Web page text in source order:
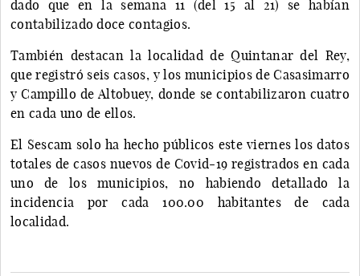
dado que en la semana 11 (del 15 al 21) se habían
contabilizado doce contagios.
También destacan la localidad de Quintanar del Rey,
que registró seis casos, y los municipios de Casasimarro
y Campillo de Altobuey, donde se contabilizaron cuatro
en cada uno de ellos.
El Sescam solo ha hecho públicos este viernes los datos
totales de casos nuevos de Covid-19 registrados en cada
uno de los municipios, no habiendo detallado la
incidencia por cada 100.00 habitantes de cada
localidad.